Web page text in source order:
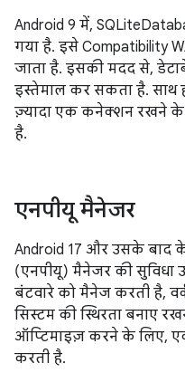
Android 9 में,
गया है. इसे Compatibility
जाता है. इसकी मदद से,
इस्तेमाल कर सकता है. साथ
ज़्यादा एक कनेक्शन रखने के
है.
एनपीयू मैनेजर
Android 17 और उसके बाद के
(एनपीयू) मैनेजर की सुविधा
बंटवारे को मैनेज करती है,
सिस्टम की स्थिरता बनाए
ऑप्टिमाइज़ करने के लिए,
करती है.